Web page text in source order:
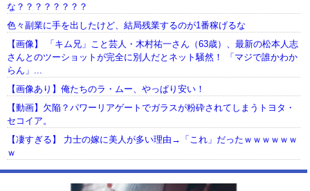
な？？？？？？？？
色々副業に手を出したけど、結局残業するのが1番稼げるな
【画像】 「キム兄」こと芸人・木村祐一さん（63歳）、最新の松本人志
さんとのツーショットが完全に別人だとネット騒然！ 「マジで誰かわか
らん」...
【画像あり】俺たちのラ・ムー、やっぱり安い！
【動画】欠陥？パワーリアゲートでガラスが粉砕されてしまうトヨタ・
セコイア。
【凄すぎる】 力士の嫁に美人が多い理由→「これ」だったｗｗｗｗｗｗ
ｗ
【動画】USJの禁止エリアに子どもたちが続々乱入 → スタッフが注意し
ても止まらない事態に